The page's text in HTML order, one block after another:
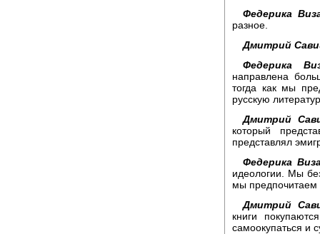
Федерика
разное.
Дмитрий
Федерика
направлена
тогда как мы
русскую
Дмитрий
который
представлял
Федерика
идеологии. Мы
мы предпочитаем
Дмитрий
книги
самоокупаться и